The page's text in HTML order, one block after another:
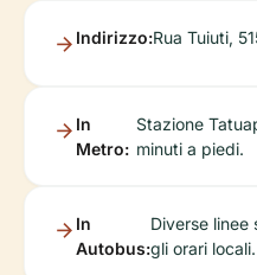
Metro:
minuti a piedi.
Autobus: gli orari locali.